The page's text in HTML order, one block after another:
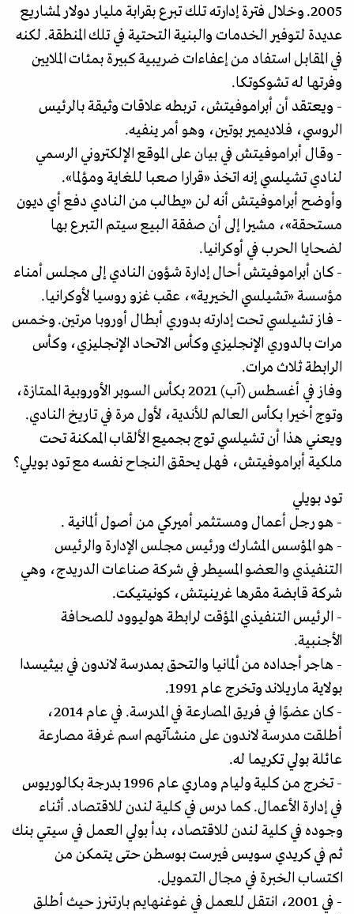
2005. وخلال فترة إدارته تلك تبرع بقرابة مليار دولار لمشاريع
عديدة لتوفير الخدمات والبنية التحتية في تلك المنطقة. لكنه
في المقابل استفاد من إعفاءات ضريبية كبيرة بمئات الملايين
وفرتها له تشوكوتكا.
- ويعتقد أن أبراموفيتش، تربطه علاقات وثيقة بالرئيس
الروسي، فلاديمير بوتين، وهو أمر ينفيه.
- وقال أبراموفيتش في بيان على الموقع الإلكتروني الرسمي
لنادي تشيلسي إنه اتخذ «قرارا صعبا للغاية ومؤلما».
وأوضح أبراموفيتش أنه لن «يطالب من النادي دفع أي ديون
مستحقة»، مشيرا إلى أن صفقة البيع سيتم التبرع بها
لضحايا الحرب في أوكرانيا.
- كان أبراموفيتش أحال إدارة شؤون النادي إلى مجلس أمناء
مؤسسة «تشيلسي الخيرية»، عقب غزو روسيا لأوكرانيا.
- فاز تشيلسي تحت إدارته بدوري أبطال أوروبا مرتين. وخمس
مرات بالدوري الإنجليزي وكأس الاتحاد الإنجليزي، وكأس
الرابطة ثلاث مرات.
وفاز في أغسطس (آب) 2021 بكأس السوبر الأوروبية الممتازة،
وتوج أخيرا بكأس العالم للأندية، لأول مرة في تاريخ النادي.
ويعني هذا أن تشيلسي توج بجميع الألقاب الممكنة تحت
ملكية أبراموفيتش، فهل يحقق النجاح نفسه مع تود بويلي؟
تود بويلي
- هو رجل أعمال ومستثمر أميركي من أصول ألمانية .
- هو المؤسس المشارك ورئيس مجلس الإدارة والرئيس
التنفيذي والعضو المسيطر في شركة صناعات الدريدج، وهي
شركة قابضة مقرها غرينيتش، كونيتيكت.
- الرئيس التنفيذي المؤقت لرابطة هوليوود للصحافة
الأجنبية.
- هاجر أجداده من ألمانيا والتحق بمدرسة لاندون في بيثيسدا
بولاية ماريلاند وتخرج عام 1991.
- كان عضوًا في فريق المصارعة في المدرسة. في عام 2014،
أطلقت مدرسة لاندون على منشآتهم اسم غرفة مصارعة
عائلة بولي تكريما له.
- تخرج من كلية وليام وماري عام 1996 بدرجة بكالوريوس
في إدارة الأعمال. كما درس في كلية لندن للاقتصاد. أثناء
وجوده في كلية لندن للاقتصاد، بدأ بولي العمل في سيتي بنك
ثم في كريدي سويس فيرست بوسطن حتى يتمكن من
اكتساب الخبرة في مجال التمويل.
- في 2001، انتقل للعمل في غوغنهايم بارتنرز حيث أطلق